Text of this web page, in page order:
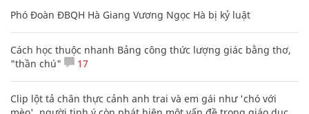
Phó Đoàn ĐBQH Hà Giang Vương Ngọc Hà bị kỷ luật
Cách học thuộc nhanh Bảng công thức lượng giác bằng thơ,
"thần chú"
17
Clip lột tả chân thực cảnh anh trai và em gái như 'chó với